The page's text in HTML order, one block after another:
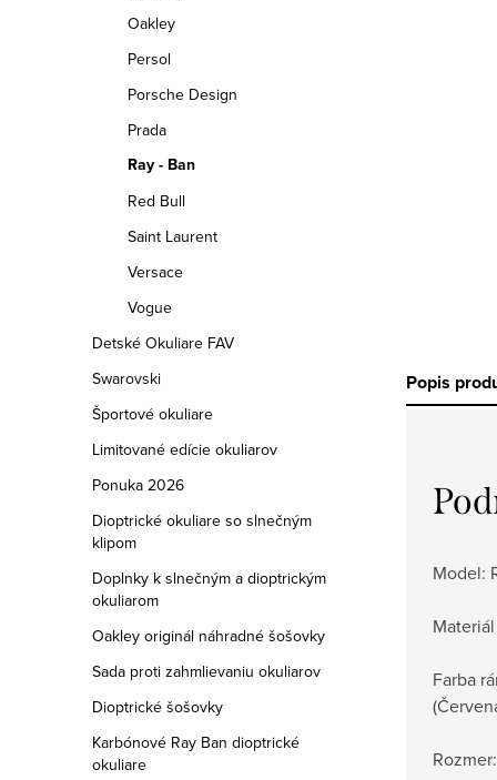
Oakley
Persol
Porsche Design
Prada
Ray - Ban
Red Bull
Saint Laurent
Versace
Vogue
Detské Okuliare FAV
Swarovski
Športové okuliare
Limitované edície okuliarov
Ponuka 2026
Dioptrické okuliare so slnečným
klipom
Doplnky k slnečným a dioptrickým
okuliarom
Oakley originál náhradné šošovky
Sada proti zahmlievaniu okuliarov
Dioptrické šošovky
Karbónové Ray Ban dioptrické
okuliare
Popis
Model:
Farba
Rozmer: